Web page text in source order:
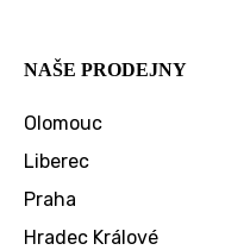
NAŠE PRODEJNY
Olomouc
Liberec
Praha
Hradec Králové